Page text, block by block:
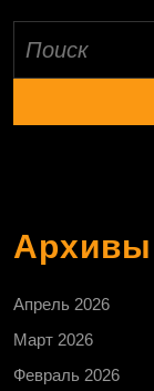
Архивы
Апрель 2026
Март 2026
Февраль 2026